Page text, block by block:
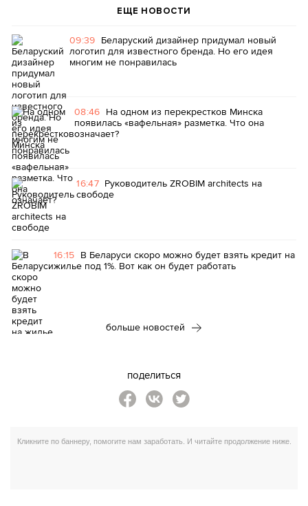
ЕЩЕ НОВОСТИ
09:39 Беларуский дизайнер придумал новый
логотип для известного бренда. Но его идея
многим не понравилась
08:46 На одном из перекрестков Минска
появилась «вафельная» разметка. Что она
означает?
16:47 Руководитель ZROBIM architects на
свободе
16:15 В Беларуси скоро можно будет взять кредит на
жилье под 1%. Вот как он будет работать
больше новостей
поделиться